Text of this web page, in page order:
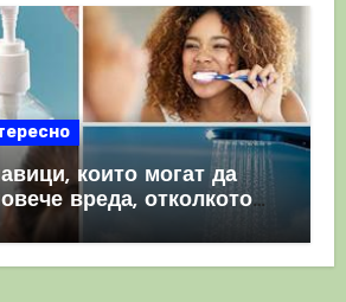
които могат да
вреда, отколкото